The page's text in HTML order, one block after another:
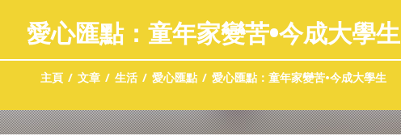
愛心匯點：童年家變苦•今成大學生
主頁 文章 生活 愛心匯點 愛心匯點：童年家變苦•今成大學生